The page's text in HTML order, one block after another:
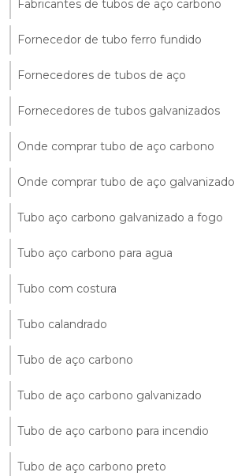
Fabricantes de tubos de aço carbono
Fornecedor de tubo ferro fundido
Fornecedores de tubos de aço
Fornecedores de tubos galvanizados
Onde comprar tubo de aço carbono
Onde comprar tubo de aço galvanizado
Tubo aço carbono galvanizado a fogo
Tubo aço carbono para agua
Tubo com costura
Tubo calandrado
Tubo de aço carbono
Tubo de aço carbono galvanizado
Tubo de aço carbono para incendio
Tubo de aço carbono preto